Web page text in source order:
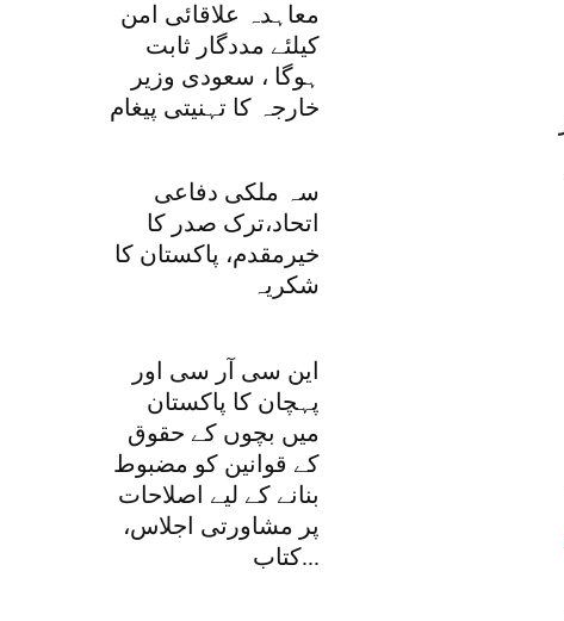
معاہدہ علاقائی امن
کیلئے مددگار ثابت
ہوگا ، سعودی وزیر
خارجہ کا تہنیتی پیغام
سہ ملکی دفاعی
اتحاد،ترک صدر کا
خیرمقدم، پاکستان کا
شکریہ
این سی آر سی اور
پہچان کا پاکستان
میں بچوں کے حقوق
کے قوانین کو مضبوط
بنانے کے لیے اصلاحات
پر مشاورتی اجلاس،
کتاب...